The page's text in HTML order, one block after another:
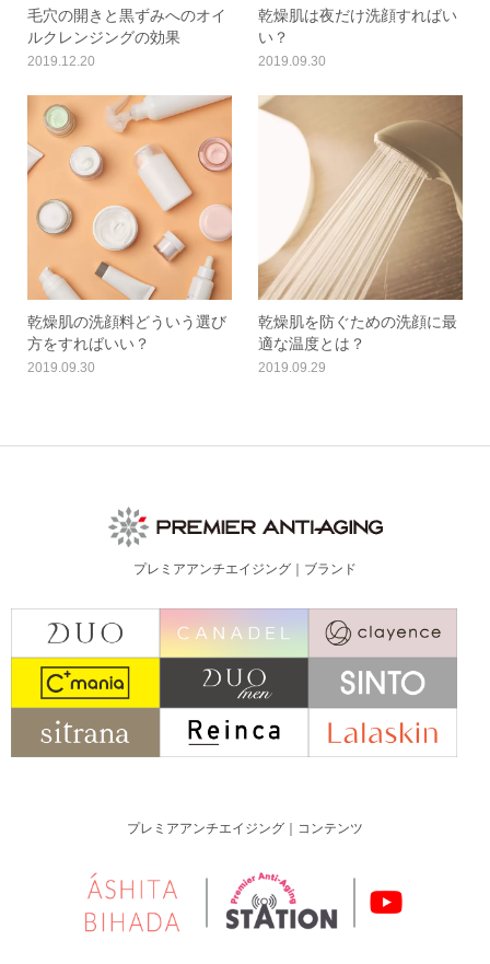
毛穴の開きと黒ずみへのオイ
ルクレンジングの効果
2019.12.20
乾燥肌は夜だけ洗顔すればい
い？
2019.09.30
乾燥肌の洗顔料どういう選び
方をすればいい？
2019.09.30
乾燥肌を防ぐための洗顔に最
適な温度とは？
2019.09.29
プレミアアンチエイジング｜ブランド
プレミアアンチエイジング｜コンテンツ